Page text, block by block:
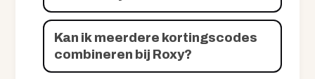
Kan ik meerdere kortingscodes
combineren bij Roxy?